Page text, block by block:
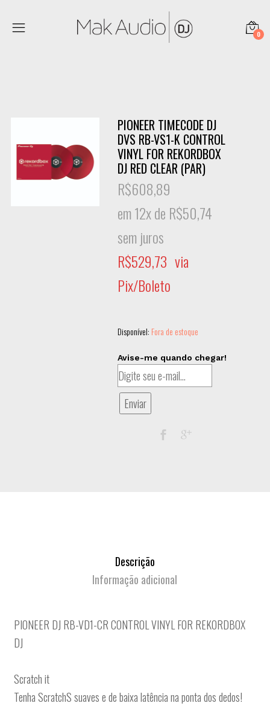
0
PIONEER TIMECODE DJ
DVS RB-VS1-K CONTROL
VINYL FOR REKORDBOX
DJ RED CLEAR (PAR)
R$608,89
em 12x de R$50,74
sem juros
R$529,73 via
Pix/Boleto
Disponível: Fora de estoque
Avise-me quando chegar!
Enviar
Descrição
Informação adicional
PIONEER DJ RB-VD1-CR CONTROL VINYL FOR REKORDBOX
DJ
Scratch it
Tenha ScratchS suaves e de baixa latência na ponta dos dedos!